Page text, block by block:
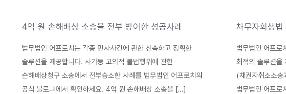
4억 원 손해배상 소송을 전부 방어한 성공사례
법무법인 어프로치는 각종 민사사건에 관한 신속하고 정확한
솔루션을 제공합니다. 사기등 고의적 불법행위에 관한
손해배상청구 소송에서 전부승소한 사례를 법무법인 어프로치의
공식 블로그에서 확인하세요. 4억 원 손해배상 소송을 […]
채무자회생법
법무법인 어프로
최적의 솔루션을
(채권자취소소송
법무법인 어프로